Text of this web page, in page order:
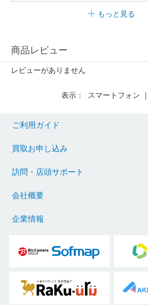
もっと見る
商品レビュー
レビューがありません
表示： スマートフォン ｜
ご利用ガイド
買取お申し込み
訪問・店頭サポート
会社概要
企業情報